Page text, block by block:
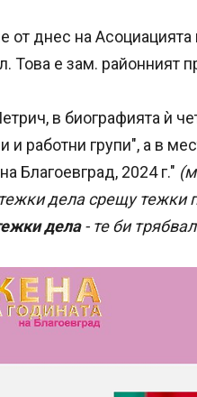
от днес на
Това е зам. районният
в биографията ѝ
и работни групи", а в
Благоевград, 2024 г."
дела срещу тежки
дела- те би